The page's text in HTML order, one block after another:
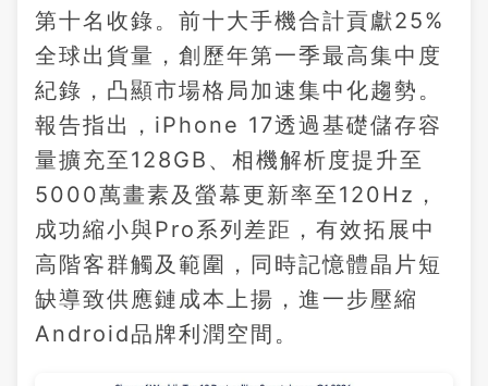
第十名收錄。前十大手機合計貢獻25%
全球出貨量，創歷年第一季最高集中度
紀錄，凸顯市場格局加速集中化趨勢。
報告指出，iPhone 17透過基礎儲存容
量擴充至128GB、相機解析度提升至
5000萬畫素及螢幕更新率至120Hz，
成功縮小與Pro系列差距，有效拓展中
高階客群觸及範圍，同時記憶體晶片短
缺導致供應鏈成本上揚，進一步壓縮
Android品牌利潤空間。